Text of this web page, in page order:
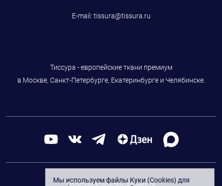
E-mail: tissura@tissura.ru
Тиссура - европейские ткани премиум
в Москве, Санкт-Петербурге, Екатеринбурге и Челябинске.
Политика конфиденциальности
Мы используем файлы Куки (Cookies) для